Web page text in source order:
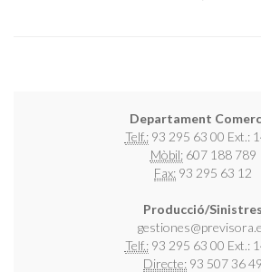
Departament
Telf.:93 295 63 00 Ext.:
Mòbil:607 188 789
Fax: 93 295 63 12
Producció/Sinistres
Telf.:93 295 63 00 Ext.:
Directe: 93 507 36 49